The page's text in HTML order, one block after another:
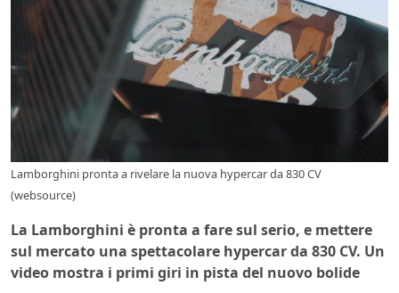
Lamborghini pronta a rivelare la nuova hypercar da 830 CV
(websource)
La Lamborghini è pronta a fare sul serio, e mettere
sul mercato una spettacolare hypercar da 830 CV. Un
video mostra i primi giri in pista del nuovo bolide